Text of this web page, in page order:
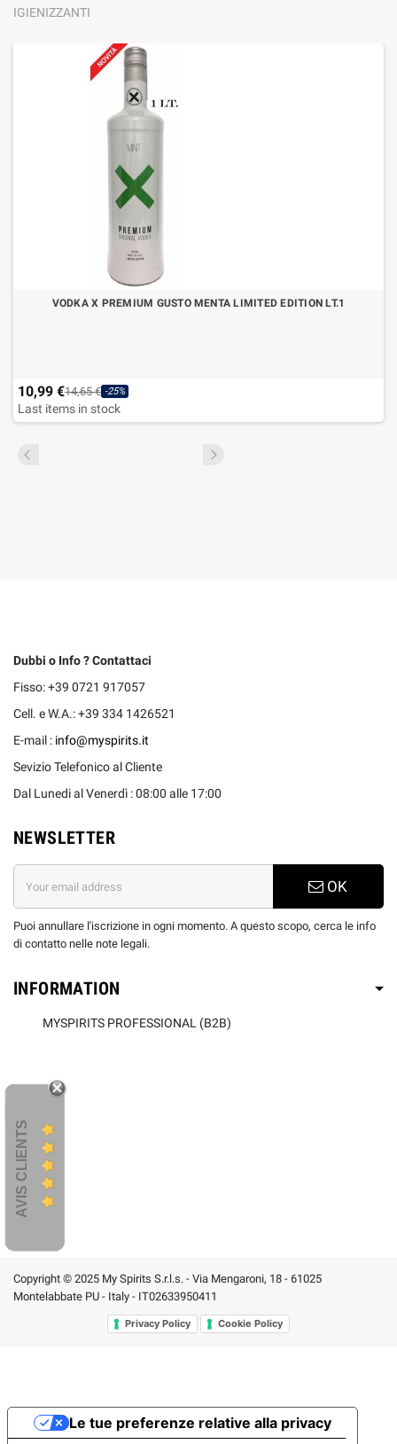
IGIENIZZANTI
VODKA X PREMIUM GUSTO MENTA LIMITED EDITION LT.1
10,99 €14,65 € -25%
Last items in stock
Dubbi o Info ? Contattaci
Fisso: +39 0721 917057
Cell. e W.A.: +39 334 1426521
E-mail : info@myspirits.it
Sevizio Telefonico al Cliente
Dal Lunedi al Venerdì : 08:00 alle 17:00
NEWSLETTER
OK
Puoi annullare l'iscrizione in ogni momento. A questo scopo, cerca le info
di contatto nelle note legali.
INFORMATION
MYSPIRITS PROFESSIONAL (B2B)
AVIS CLIENTS
Copyright © 2025 My Spirits S.r.l.s. - Via Mengaroni, 18 - 61025
Montelabbate PU - Italy - IT02633950411
Privacy Policy Cookie Policy
Le tue preferenze relative alla privacy